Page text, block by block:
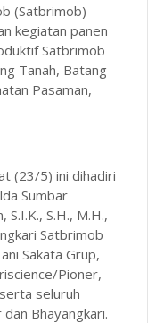
(Satbrimob)
kegiatan panen
Satbrimob
Tanah, Batang
Pasaman,
(23/5) ini dihadiri
Sumbar
S.H., M.H.,
Satbrimob
Sakata Grup,
Pioner,
seluruh
Bhayangkari.